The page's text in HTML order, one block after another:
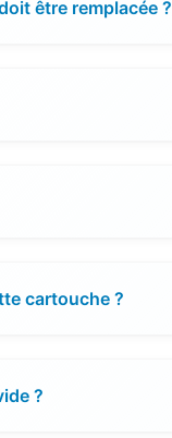
être remplacée ?
cartouche ?
?